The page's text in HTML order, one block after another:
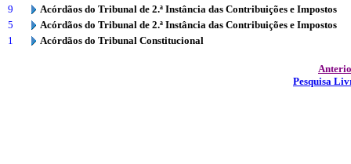
9
Acórdãos do Tribunal de 2.ª Instância das Contribuições e Impostos
5
Acórdãos do Tribunal de 2.ª Instância das Contribuições e Impostos
1
Acórdãos do Tribunal Constitucional
Pesquisa